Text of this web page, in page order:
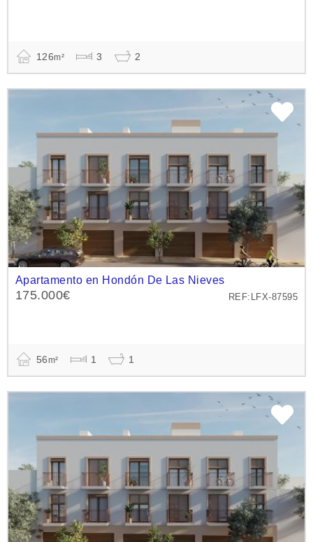
126m² 3 2
Apartamento en Hondón De Las Nieves
REF:LFX-87595
175.000€
56m² 1 1